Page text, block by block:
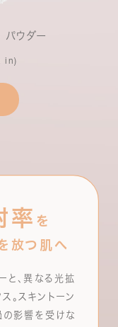
パウダー
in)
率 を
放つ肌へ
と、異なる光拡
。スキントーン
の影響を受けな